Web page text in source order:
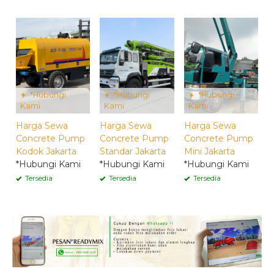
*Hubungi
Kami
Harga Sewa
Concrete Pump
Kodok Jakarta
*Hubungi Kami
Tersedia
*Hubungi
Kami
Harga Sewa
Concrete Pump
Standar Jakarta
*Hubungi Kami
Tersedia
*Hubungi
Kami
Harga Sewa
Concrete Pump
Mini Jakarta
*Hubungi Kami
Tersedia